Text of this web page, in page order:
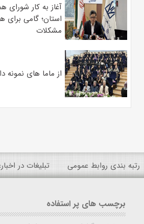
آغاز به کار شورای
استان؛ گامی برای
مشکلات
از ماما های نمونه
رتبه بندی روابط عمومی تبلیغات در
برچسب های پر استفاده